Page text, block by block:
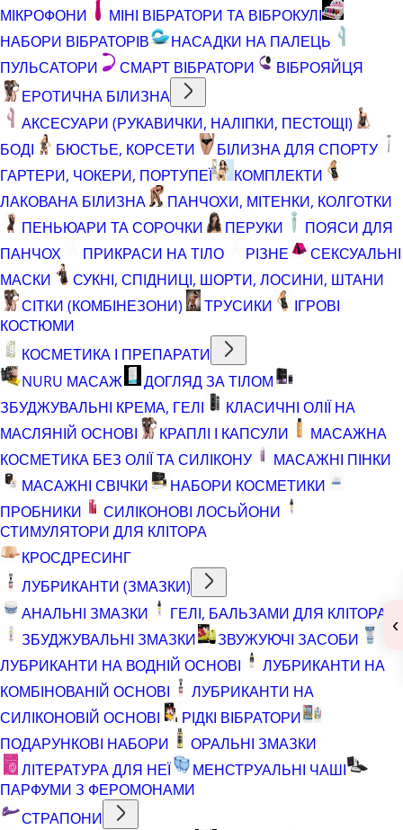
МІКРОФОНИ
МІНІ ВІБРАТОРИ ТА ВІБРОКУЛІ
НАБОРИ ВІБРАТОРІВ
НАСАДКИ НА ПАЛЕЦЬ
ПУЛЬСАТОРИ
СМАРТ ВІБРАТОРИ
ВІБРОЯЙЦЯ
ЕРОТИЧНА БІЛИЗНА
АКСЕСУАРИ (РУКАВИЧКИ, НАЛІПКИ, ПЕСТОЩІ)
БОДІ
БЮСТЬЕ, КОРСЕТИ
БІЛИЗНА ДЛЯ СПОРТУ
ГАРТЕРИ, ЧОКЕРИ, ПОРТУПЕЇ
КОМПЛЕКТИ
ЛАКОВАНА БІЛИЗНА
ПАНЧОХИ, МІТЕНКИ, КОЛГОТКИ
ПЕНЬЮАРИ ТА СОРОЧКИ
ПЕРУКИ
ПОЯСИ ДЛЯ
ПАНЧОХ
ПРИКРАСИ НА ТІЛО РІЗНЕ
СЕКСУАЛЬНІ
МАСКИ
СУКНІ, СПІДНИЦІ, ШОРТИ, ЛОСИНИ, ШТАНИ
СІТКИ (КОМБІНЕЗОНИ)
ТРУСИКИ
ІГРОВІ
КОСТЮМИ
КОСМЕТИКА І ПРЕПАРАТИ
NURU МАСАЖ
ДОГЛЯД ЗА ТІЛОМ
ЗБУДЖУВАЛЬНІ КРЕМА, ГЕЛІ
КЛАСИЧНІ ОЛІЇ НА
МАСЛЯНІЙ ОСНОВІ
КРАПЛІ І КАПСУЛИ
МАСАЖНА
КОСМЕТИКА БЕЗ ОЛІЇ ТА СИЛІКОНУ
МАСАЖНІ ПІНКИ
МАСАЖНІ СВІЧКИ
НАБОРИ КОСМЕТИКИ
ПРОБНИКИ
СИЛІКОНОВІ ЛОСЬЙОНИ
СТИМУЛЯТОРИ ДЛЯ КЛІТОРА
КРОСДРЕСИНГ
ЛУБРИКАНТИ (ЗМАЗКИ)
АНАЛЬНІ ЗМАЗКИ
ГЕЛІ, БАЛЬЗАМИ ДЛЯ КЛІТОРА
ЗБУДЖУВАЛЬНІ ЗМАЗКИ
ЗВУЖУЮЧІ ЗАСОБИ
ЛУБРИКАНТИ НА ВОДНІЙ ОСНОВІ
ЛУБРИКАНТИ НА
КОМБІНОВАНІЙ ОСНОВІ
ЛУБРИКАНТИ НА
СИЛІКОНОВІЙ ОСНОВІ
РІДКІ ВІБРАТОРИ
ПОДАРУНКОВІ НАБОРИ
ОРАЛЬНІ ЗМАЗКИ
ЛІТЕРАТУРА ДЛЯ НЕЇ
МЕНСТРУАЛЬНІ ЧАШІ
ПАРФУМИ З ФЕРОМОНАМИ
СТРАПОНИ
‹